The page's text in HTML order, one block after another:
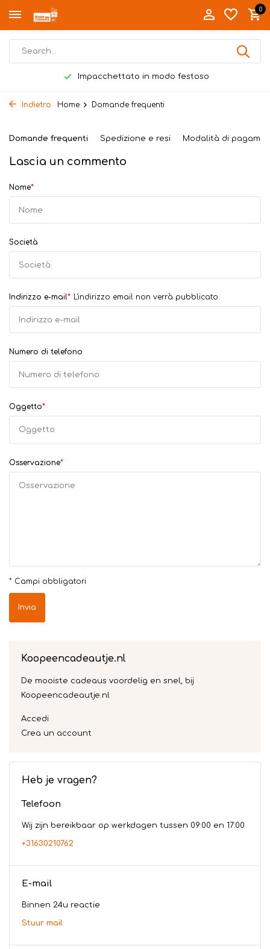
0
Impacchettato in modo festoso
Indietro Home Domande frequenti
Domande frequenti Spedizione e resi Modalità di
Lascia un commento
Nome*
Società
Indirizzo e-mail* L'indirizzo email non verrà pubblicato.
Numero di telefono
Oggetto*
Osservazione*
* Campi obbligatori
Invia
Koopeencadeautje.nl
De mooiste cadeaus voordelig en snel, bij
Koopeencadeautje.nl
Accedi
Crea un account
Heb je vragen?
Telefoon
Wij zijn bereikbaar op werkdagen tussen 09:00 en 17:00
+31630210762
E-mail
Binnen 24u reactie
Stuur mail